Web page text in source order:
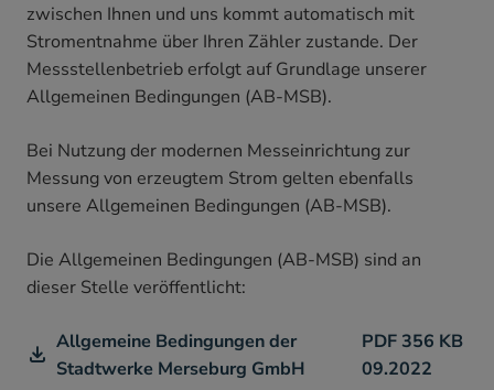
zwischen Ihnen und uns kommt automatisch mit
Stromentnahme über Ihren Zähler zustande. Der
Messstellenbetrieb erfolgt auf Grundlage unserer
Allgemeinen Bedingungen (AB-MSB).
Bei Nutzung der modernen Messeinrichtung zur
Messung von erzeugtem Strom gelten ebenfalls
unsere Allgemeinen Bedingungen (AB-MSB).
Die Allgemeinen Bedingungen (AB-MSB) sind an
dieser Stelle veröffentlicht:
Allgemeine Bedingungen der
Stadtwerke Merseburg GmbH
PDF 356 KB
09.2022